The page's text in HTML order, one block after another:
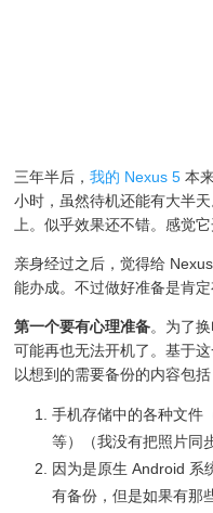
三年半后，我的 Nexus 5 本
小时，虽然待机还能有大半
上。似乎效果还不错。感觉它
亲身经过之后，觉得给
能办成。不过做好准备是肯定
第一个要有心理准备。为了
可能再也无法开机了。基于
以想到的需要备份的内容包括
手机存储中的各种文件
等）（我没有把照片同
因为是原生 Android 系
有备份，但是如果有那